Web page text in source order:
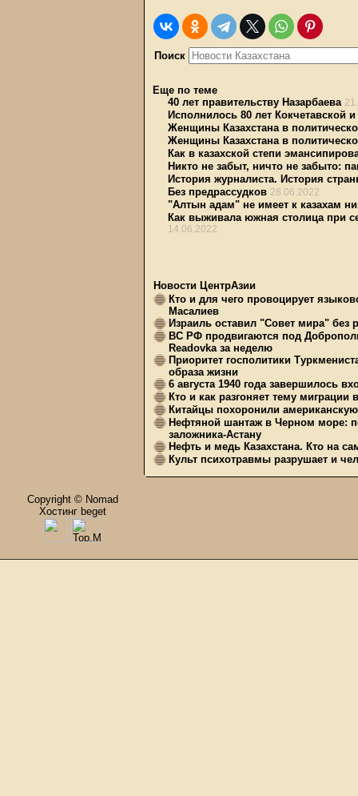
Поиск
Еще по теме
40 лет правительству Назарбаева
Исполнилось 80 лет Кокчетавской
Женщины Казахстана в
Женщины Казахстана в
Как в казахской степи
Никто не забыт, ничто не забыто:
История журналиста. История
Без предрассудков 28.06.2022
"Алтын адам" не имеет к казахам
Как выживала южная столица при
14.06.2022
Новости ЦентрАзии
Кто и для чего провоцирует
Масалиев
Израиль оставил "Совет мира" без
ВС РФ продвигаются под
Readovka за неделю
Приоритет госполитики
образа жизни
6 августа 1940 года завершилось
Кто и как разгоняет тему миграции
Китайцы похоронили
Нефтяной шантаж в Черном море:
заложника-Астану
Нефть и медь Казахстана. Кто на
Культ психотравмы разрушает и
Copyright © Nomad
Хостинг beget